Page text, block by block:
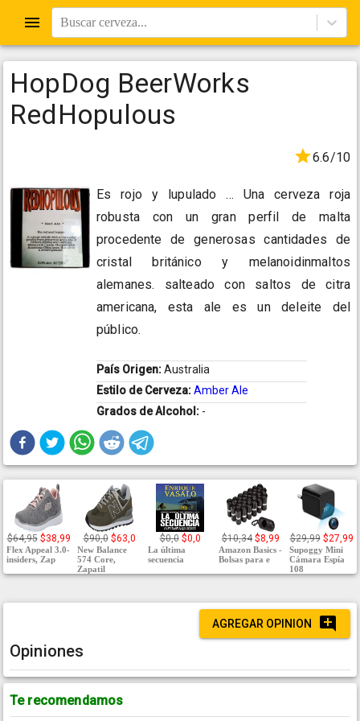
Buscar cerveza...
HopDog BeerWorks
RedHopulous
6.6/10
Es rojo y lupulado ... Una cerveza roja
robusta con un gran perfil de malta
procedente de generosas cantidades de
cristal británico y melanoidinmaltos
alemanes. salteado con saltos de citra
americana, esta ale es un deleite del
público.
País Origen:Australia
Estilo de Cerveza:Amber Ale
Grados de Alcohol: -
$64,95 $38,99
Flex Appeal 3.0-
insiders, Zap
$90,0 $63,0
New Balance
574 Core,
Zapatil
$0,0 $0,0
La última
secuencia
$10,34 $8,99
Amazon Basics -
Bolsas para e
$29,99 $27,99
Supoggy Mini
Cámara Espía
108
AGREGAR OPINION
Opiniones
Te recomendamos